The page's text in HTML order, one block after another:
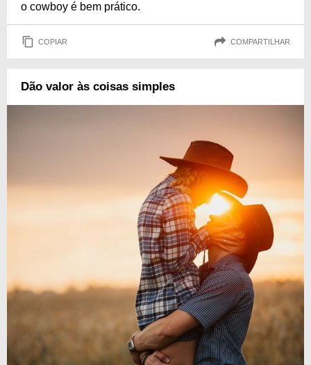
o cowboy é bem prático.
COPIAR COMPARTILHAR
Dão valor às coisas simples